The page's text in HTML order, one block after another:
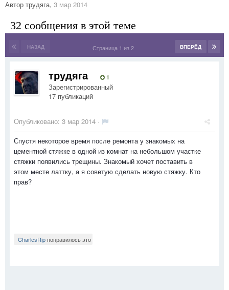
Автор трудяга, 3 мар 2014
32 сообщения в этой теме
НАЗАД ВПЕРЁД
Страница 1 из 2
трудяга 1
Зарегистрированный
17 публикаций
Опубликовано: 3 мар 2014 ·
Спустя некоторое время после ремонта у знакомых на
цементной стяжке в одной из комнат на небольшом участке
стяжки появились трещины. Знакомый хочет поставить в
этом месте латтку, а я советую сделать новую стяжку. Кто
прав?
CharlesRipпонравилось это